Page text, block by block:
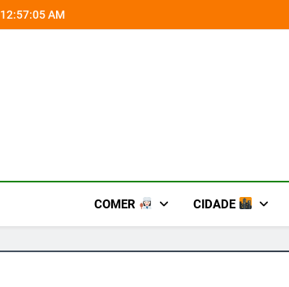
12:57:06 AM
COMER CIDADE